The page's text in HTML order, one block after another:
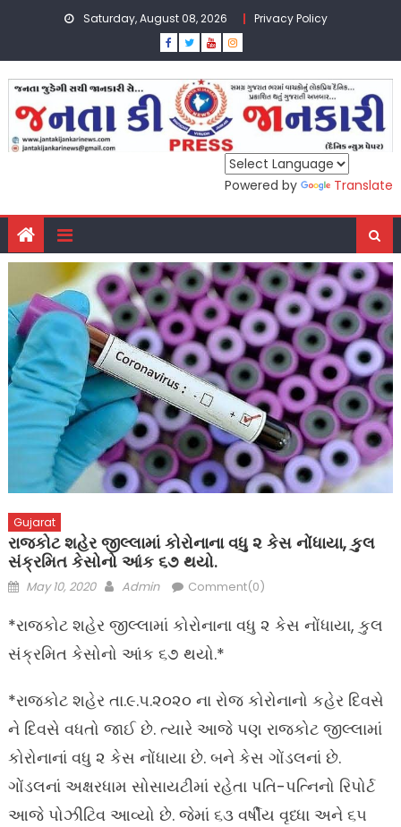
Saturday, August 08, 2026 Privacy Policy
Powered by Translate
Gujarat
રાજકોટ શહેર જીલ્લામાં કોરોનાના વધુ ૨ કેસ નોંધાયા, કુલ
સંક્રમિત કેસોનો આંક ૬૭ થયો.
Posted
May 10, 2020 Author
Admin Comment(0)
*રાજકોટ શહેર જીલ્લામાં કોરોનાના વધુ ૨ કેસ નોંધાયા, કુલ
સંક્રમિત કેસોનો આંક ૬૭ થયો.*
*રાજકોટ શહેર તા.૯.૫.૨૦૨૦ ના રોજ કોરોનાનો કહેર દિવસે
ને દિવસે વધતો જાઈ છે. ત્યારે આજે પણ રાજકોટ જીલ્લામાં
કોરોનાનાં વધુ ૨ કેસ નોંધાયા છે. બને કેસ ગોંડલનાં છે.
ગોંડલનાં અક્ષરધામ સોસાયટીમાં રહેતા પતિ-પત્નિનો રિપોર્ટ
આજે પોઝીટિવ આવ્યો છે. જેમાં ૬૩ વર્ષીય વૃધ્ધા અને ૬૫